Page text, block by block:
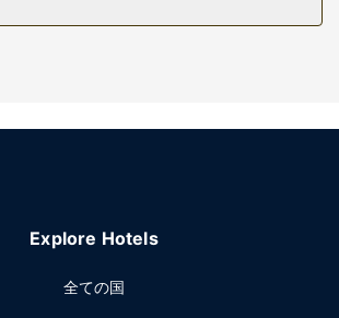
トデスク、ランドリー設備、セーフティボ
Explore Hotels
全ての国